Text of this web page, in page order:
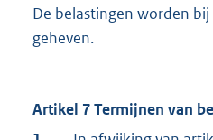
De belastingen worden bij
geheven.
Artikel 7 Termijnen van